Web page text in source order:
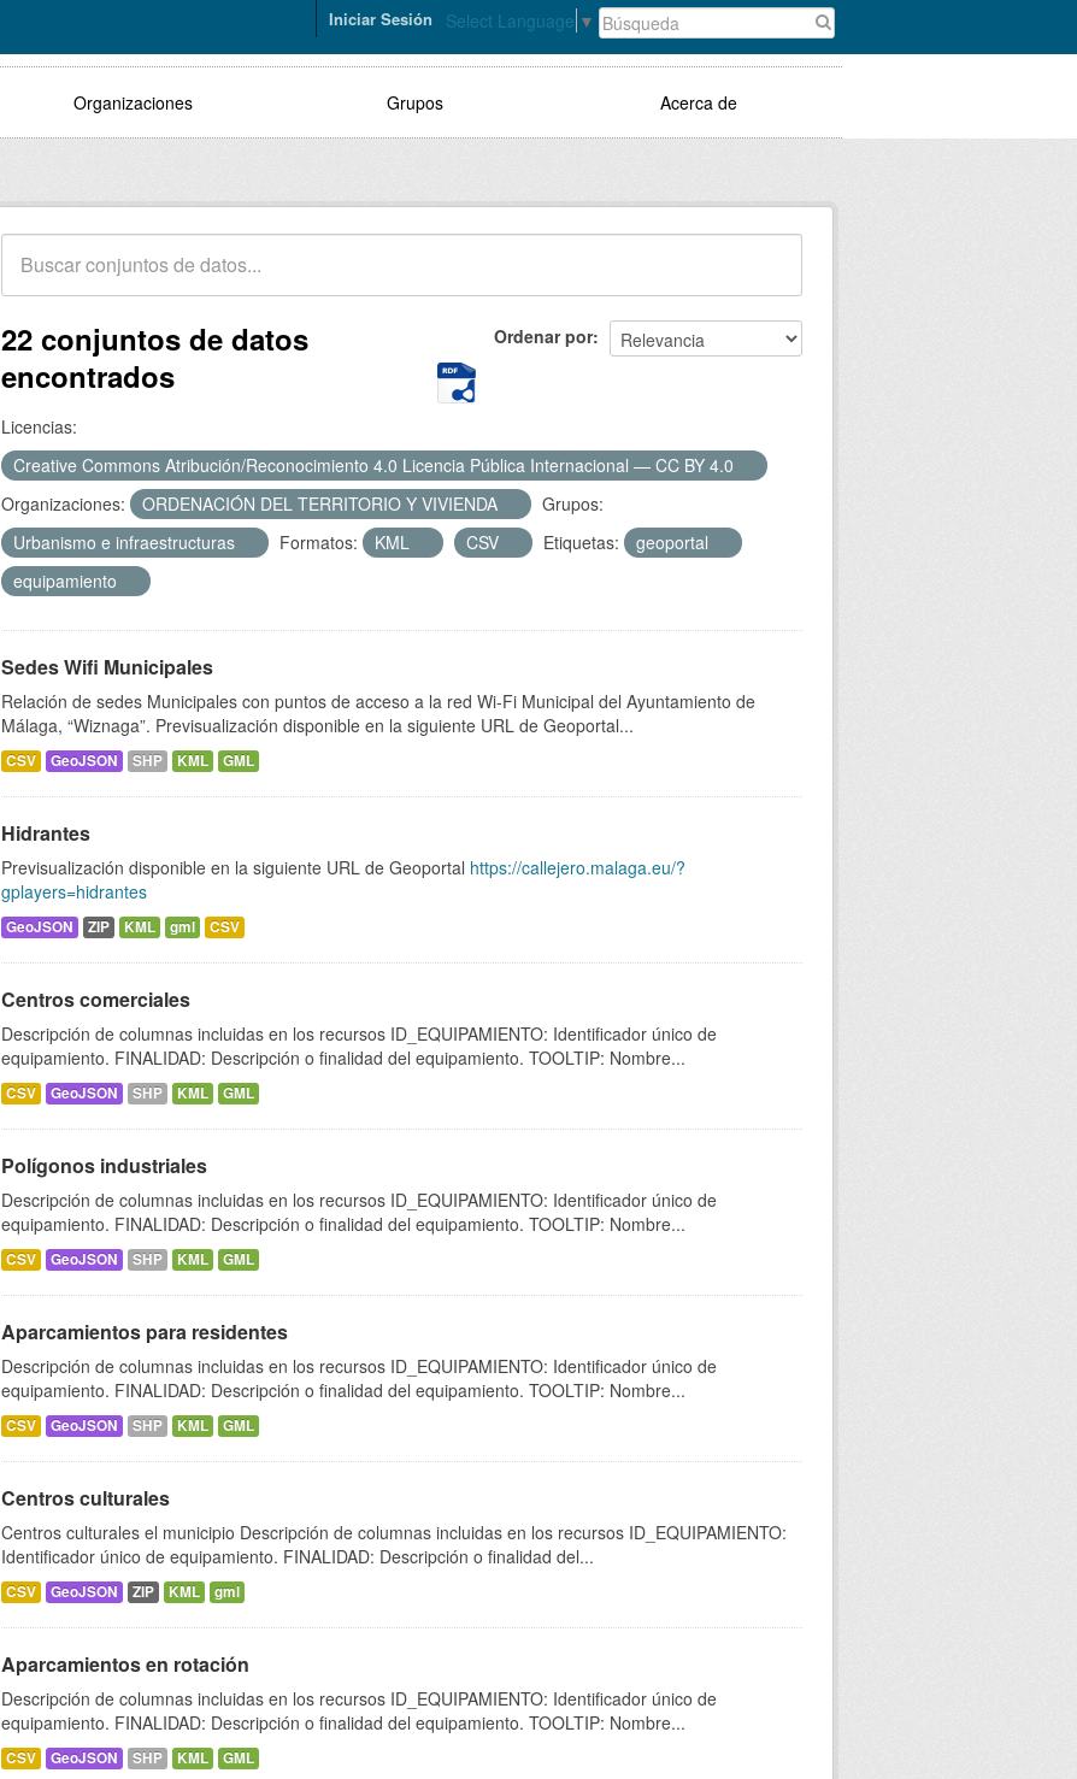
Select Language ▼
Iniciar Sesión
Organizaciones Grupos Acerca de
Ordenar por
22 conjuntos de datos
encontrados
Licencias:
Creative Commons Atribución/Reconocimiento 4.0 Licencia Pública Internacional — CC BY 4.0
Organizaciones:
ORDENACIÓN DEL TERRITORIO Y VIVIENDA
Grupos:
Urbanismo e infraestructuras
Formatos: KML CSV Etiquetas:
geoportal
equipamiento
Sedes Wifi Municipales
Relación de sedes Municipales con puntos de acceso a la red Wi-Fi Municipal del Ayuntamiento de
Málaga, “Wiznaga”. Previsualización disponible en la siguiente URL de Geoportal...
CSV GeoJSON SHP KML GML
Hidrantes
Previsualización disponible en la siguiente URL de Geoportal https://callejero.malaga.eu/?
gplayers=hidrantes
GeoJSON ZIP KML gml CSV
Centros comerciales
Descripción de columnas incluidas en los recursos ID_EQUIPAMIENTO: Identificador único de
equipamiento. FINALIDAD: Descripción o finalidad del equipamiento. TOOLTIP: Nombre...
CSV GeoJSON SHP KML GML
Polígonos industriales
Descripción de columnas incluidas en los recursos ID_EQUIPAMIENTO: Identificador único de
equipamiento. FINALIDAD: Descripción o finalidad del equipamiento. TOOLTIP: Nombre...
CSV GeoJSON SHP KML GML
Aparcamientos para residentes
Descripción de columnas incluidas en los recursos ID_EQUIPAMIENTO: Identificador único de
equipamiento. FINALIDAD: Descripción o finalidad del equipamiento. TOOLTIP: Nombre...
CSV GeoJSON SHP KML GML
Centros culturales
Centros culturales el municipio Descripción de columnas incluidas en los recursos ID_EQUIPAMIENTO:
Identificador único de equipamiento. FINALIDAD: Descripción o finalidad del...
CSV GeoJSON ZIP KML gml
Aparcamientos en rotación
Descripción de columnas incluidas en los recursos ID_EQUIPAMIENTO: Identificador único de
equipamiento. FINALIDAD: Descripción o finalidad del equipamiento. TOOLTIP: Nombre...
CSV GeoJSON SHP KML GML